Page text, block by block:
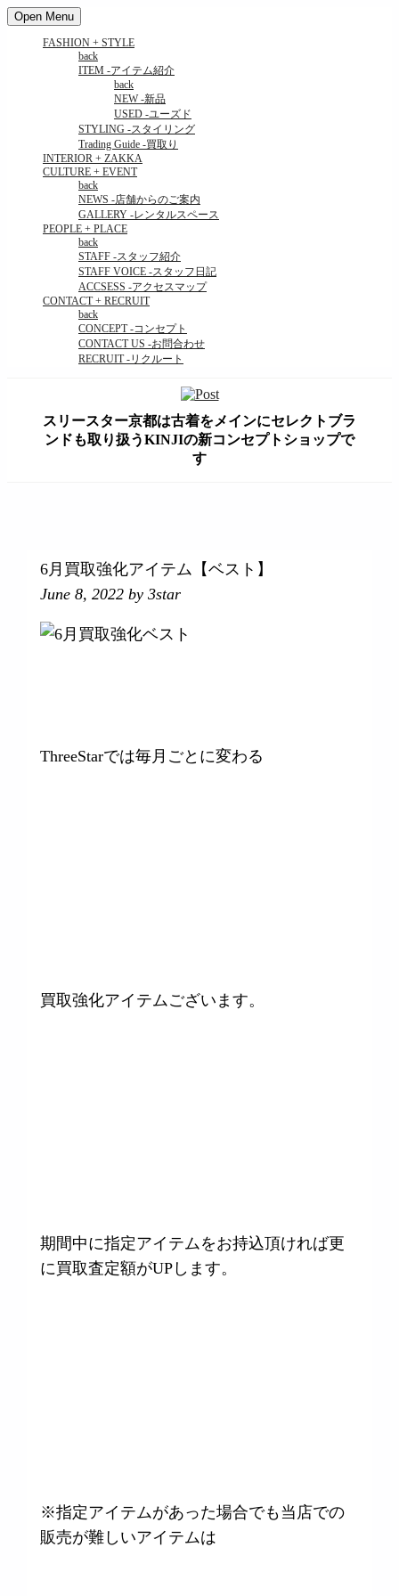
Open Menu
FASHION + STYLE
back
ITEM -アイテム紹介
back
NEW-新品
USED -ユーズド
STYLING -スタイリング
Trading Guide -買取り
INTERIOR + ZAKKA
CULTURE + EVENT
back
NEWS -店舗からのご案内
GALLERY -レンタルスペース
PEOPLE + PLACE
back
STAFF -スタッフ紹介
STAFF VOICE -スタッフ日記
ACCSESS -アクセスマップ
CONTACT + RECRUIT
back
CONCEPT-コンセプト
CONTACT US -お問合わせ
RECRUIT-リクルート
スリースター京都は古着をメインにセレクトブラ
ンドも取り扱うKINJIの新コンセプトショップで
す
займ на карту онлайн без отказа
6月買取強化アイテム【ベスト】
June 8, 2022 by 3star
ThreeStarでは毎月ごとに変わる
買取強化アイテムございます。
期間中に指定アイテムをお持込頂ければ更
に買取査定額がUPします。
※指定アイテムがあった場合でも当店での
販売が難しいアイテムは